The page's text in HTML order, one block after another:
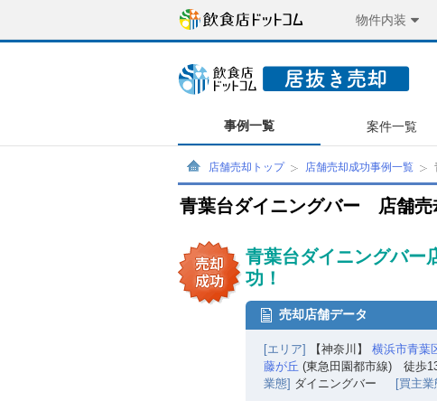
物件内装
事例一覧 案件一覧
店舗売却トップ 店舗売却成功事例一覧
青葉台ダイニングバー 店舗売
青葉台ダイニングバー
功！
売却店舗データ
[エリア] 【神奈川】 横浜市青葉
藤が丘 (東急田園都市線) 徒歩
業態] ダイニングバー [買主業